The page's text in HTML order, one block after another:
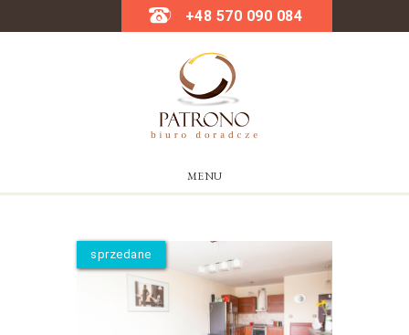
+48 570 090 084
MENU
sprzedane